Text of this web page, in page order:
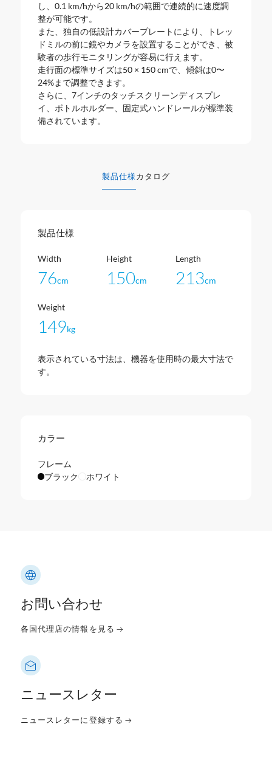
し、0.1 km/hから20 km/hの範囲で連続的に速度調
整が可能です。
また、独自の低設計カバープレートにより、トレッ
ドミルの前に鏡やカメラを設置することができ、被
験者の歩行モニタリングが容易に行えます。
走行面の標準サイズは50 × 150 cmで、傾斜は0〜
24%まで調整できます。
さらに、7インチのタッチスクリーンディスプレ
イ、ボトルホルダー、固定式ハンドレールが標準装
備されています。
製品仕様 カタログ
製品仕様
Width
76cm
Height
150cm
Length
213cm
Weight
149kg
表示されている寸法は、機器を使用時の最大寸法で
す。
カラー
フレーム
ブラック
ホワイト
お問い合わせ
各国代理店の情報を見る
ニュースレター
ニュースレターに登録する